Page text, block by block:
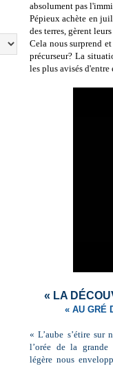
absolument pas
Pépieux achète en
des terres, gèrent
Cela nous surprend
précurseur? La
les plus avisés
« LA
« AU GRÉ
« L’aube s’étire sur
l’orée de la grande
légère nous